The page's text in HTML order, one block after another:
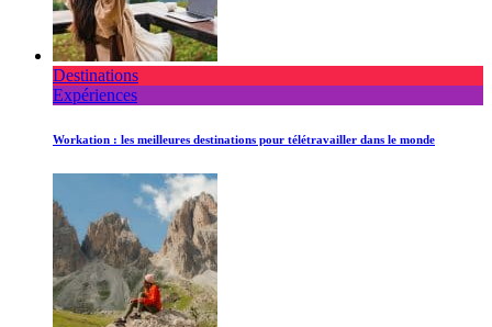
Destinations
Expériences
Workation : les meilleures destinations pour télétravailler dans le monde